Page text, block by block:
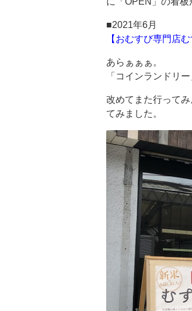
■2021年6月
【おむすび専門店
あらぁぁぁ。
「コインランドリー
改めてまた行って
てみました。